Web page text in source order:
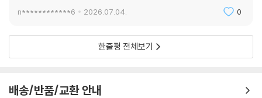
n************6 2026.07.04. 0
한줄평 전체보기
배송/반품/교환 안내